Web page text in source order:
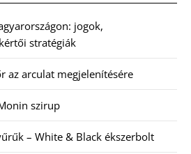
jogok,
stratégiák
az arculat megjelenítésére
szirup
– White & Black ékszerbolt